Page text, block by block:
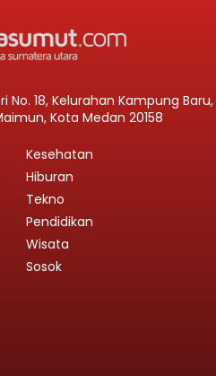
No. 18, Kelurahan Kampung Baru,
Kota Medan 20158
Kesehatan
Hiburan
Tekno
Pendidikan
Wisata
Sosok